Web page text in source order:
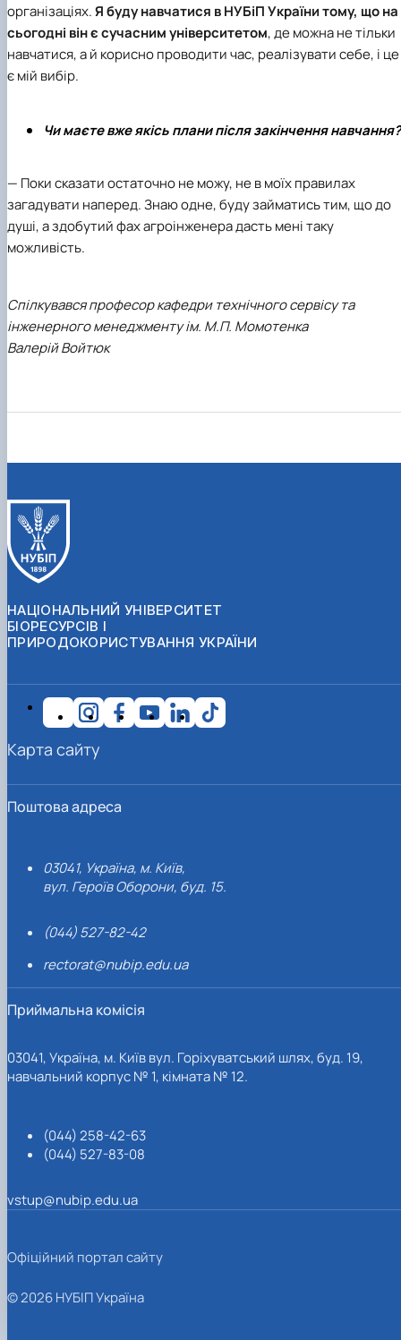
організаціях.Я буду навчатися в НУБіП України тому, що на
сьогодні він є сучасним університетом, де можна не тільки
навчатися, а й корисно проводити час, реалізувати себе, і це
є мій вибір.
Чи маєте вже якісь плани після закінчення навчання?
— Поки сказати остаточно не можу, не в моїх правилах
загадувати наперед. Знаю одне, буду займатись тим, що до
душі, а здобутий фах агроінженера дасть мені таку
можливість.
Спілкувався професор кафедри технічного сервісу та
інженерного менеджменту ім. М.П. Момотенка
Валерій Войтюк
НАЦІОНАЛЬНИЙ УНІВЕРСИТЕТ
БІОРЕСУРСІВ І
ПРИРОДОКОРИСТУВАННЯ УКРАЇНИ
Поштова адреса
03041, Україна, м. Київ,
вул. Героїв Оборони, буд. 15.
(044) 527-82-42
rectorat@nubip.edu.ua
Приймальна комісія
03041, Україна, м. Київ вул. Горіхуватський шлях, буд. 19,
навчальний корпус № 1, кімната № 12.
(044) 258-42-63
(044) 527-83-08
vstup@nubip.edu.ua
Карта сайту
Офіційний портал сайту
© 2026 НУБІП Україна